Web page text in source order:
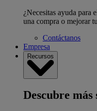
¿Necesitas ayuda para
una compra o mejorar
Contáctanos
Empresa
Recursos
Descubre